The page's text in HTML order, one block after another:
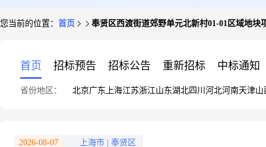
您当前的位置： 首页 奉贤区西渡街道郊野单元北新村01-01区域地块
首页 招标预告 招标公告 重新招标 中标通知
省份地区： 北京广东 上海江苏浙江山东湖北四川 河北河南天津山
2026-08-07 上海市 奉贤区